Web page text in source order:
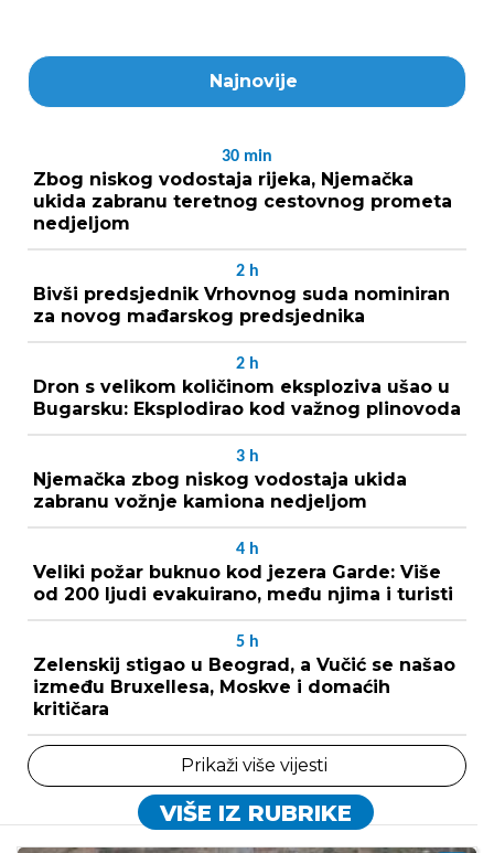
Najnovije
30 min
Zbog niskog vodostaja rijeka, Njemačka
ukida zabranu teretnog cestovnog prometa
nedjeljom
2 h
Bivši predsjednik Vrhovnog suda nominiran
za novog mađarskog predsjednika
2 h
Dron s velikom količinom eksploziva ušao u
Bugarsku: Eksplodirao kod važnog plinovoda
3 h
Njemačka zbog niskog vodostaja ukida
zabranu vožnje kamiona nedjeljom
4 h
Veliki požar buknuo kod jezera Garde: Više
od 200 ljudi evakuirano, među njima i turisti
5 h
Zelenskij stigao u Beograd, a Vučić se našao
između Bruxellesa, Moskve i domaćih
kritičara
Prikaži više vijesti
VIŠE IZ RUBRIKE